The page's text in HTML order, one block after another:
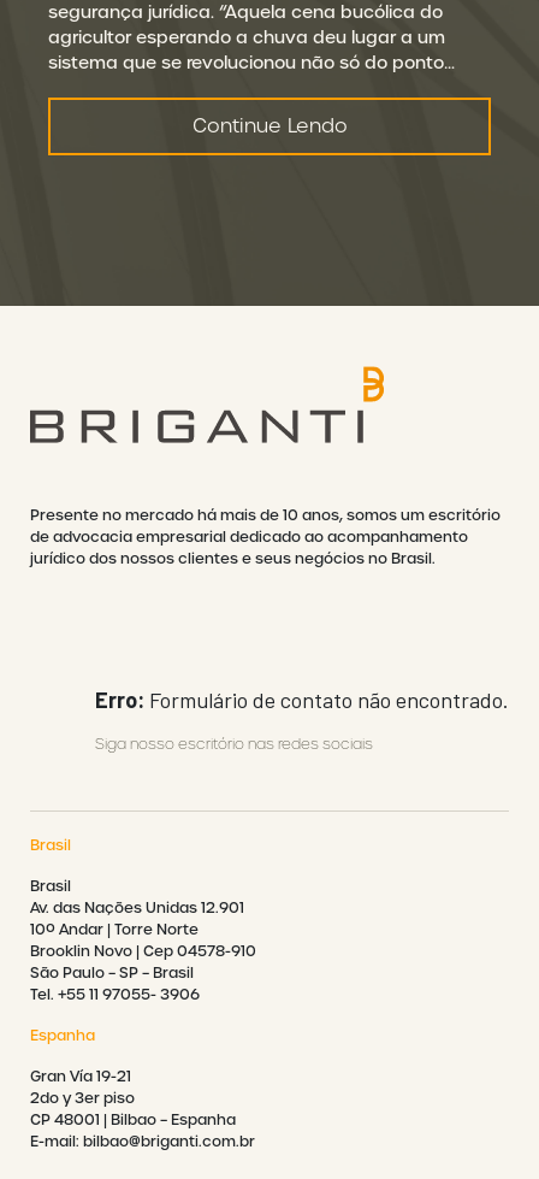
segurança jurídica. “Aquela cena bucólica do
agricultor esperando a chuva deu lugar a um
sistema que se revolucionou não só do ponto…
Continue Lendo
Presente no mercado há mais de 10 anos, somos um escritório
de advocacia empresarial dedicado ao acompanhamento
jurídico dos nossos clientes e seus negócios no Brasil.
Erro: Formulário de contato não encontrado.
Siga nosso escritório nas redes sociais
Brasil
Brasil
Av. das Nações Unidas 12.901
10º Andar | Torre Norte
Brooklin Novo | Cep 04578-910
São Paulo – SP – Brasil
Tel. +55 11 97055- 3906
Espanha
Gran Vía 19-21
2do y 3er piso
CP 48001 | Bilbao – Espanha
E-mail: bilbao@briganti.com.br